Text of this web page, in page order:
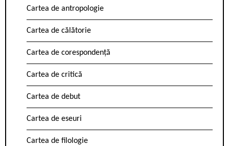
Cartea de antropologie
Cartea de călătorie
Cartea de corespondență
Cartea de critică
Cartea de debut
Cartea de eseuri
Cartea de filologie